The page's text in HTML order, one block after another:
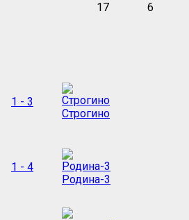
17 6
1 - 3
Строгино
1 - 4
Родина-3